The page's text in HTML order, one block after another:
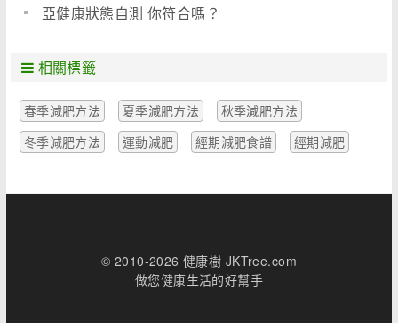
亞健康狀態自測 你符合嗎？
相關標籤
春季減肥方法 夏季減肥方法
秋季減肥方法
冬季減肥方法
運動減肥 經期減肥食譜 經期減肥
© 2010-2026 健康樹 JKTree.com
做您健康生活的好幫手